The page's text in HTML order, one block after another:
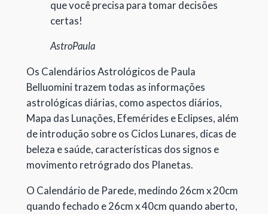
que você precisa para tomar decisões
certas!
AstroPaula
Os Calendários Astrológicos de Paula
Belluomini trazem todas as informações
astrológicas diárias, como aspectos diários,
Mapa das Lunações, Efemérides e Eclipses, além
de introdução sobre os Ciclos Lunares, dicas de
beleza e saúde, características dos signos e
movimento retrógrado dos Planetas.
O Calendário de Parede, medindo 26cm x 20cm
quando fechado e 26cm x 40cm quando aberto,